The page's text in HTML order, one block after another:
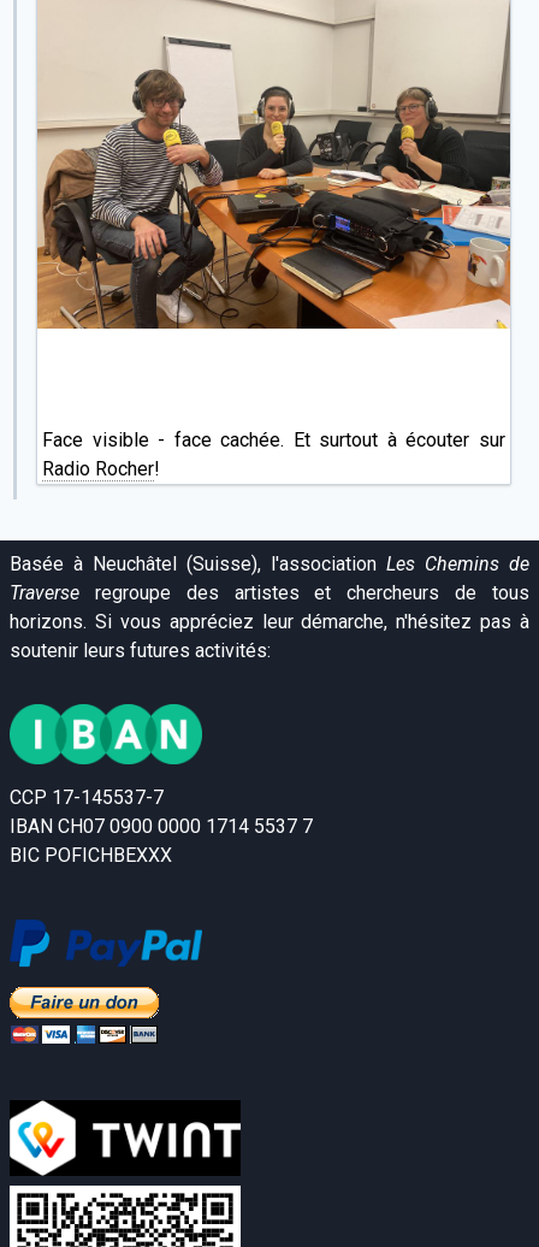
Face visible - face cachée. Et surtout à écouter sur
Radio Rocher!
Basée à Neuchâtel (Suisse), l'association Les Chemins de
Traverse regroupe des artistes et chercheurs de tous
horizons. Si vous appréciez leur démarche, n'hésitez pas à
soutenir leurs futures activités:
CCP 17-145537-7
IBAN CH07 0900 0000 1714 5537 7
BIC POFICHBEXXX